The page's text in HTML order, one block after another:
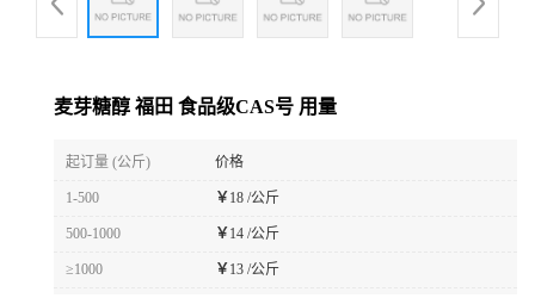
麦芽糖醇 福田 食品级CAS号 用量
起订量 (公斤) 价格
1-500 ￥ 18 /公斤
500-1000 ￥ 14 /公斤
≥1000 ￥ 13 /公斤